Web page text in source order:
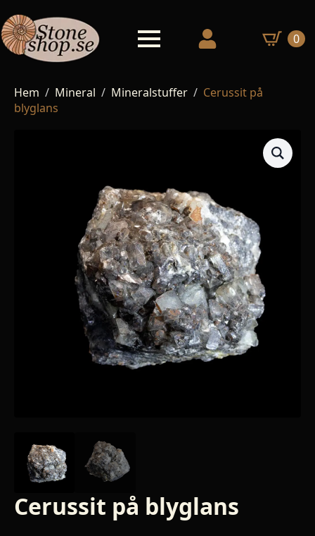
0
Hem Mineral Mineralstuffer
Cerussit på
blyglans
Cerussit på blyglans